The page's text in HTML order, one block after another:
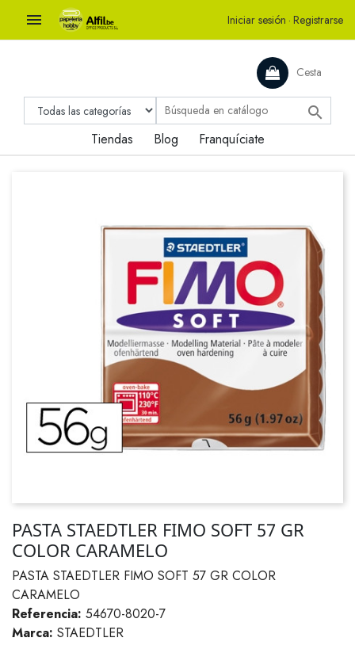
 Iniciar sesión · Registrarse
Cesta

Tiendas Blog Franquíciate
PASTA STAEDTLER FIMO SOFT 57 GR
COLOR CARAMELO
PASTA STAEDTLER FIMO SOFT 57 GR COLOR
CARAMELO
Referencia: 54670-8020-7
Marca: STAEDTLER